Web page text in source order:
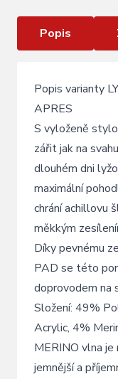
Popis
Popis varianty
APRES
S vyloženě
zářit jak na
dlouhém dni
maximální
chrání achillovu
měkkým
Díky pevnému
PAD se této
doprovodem na
Složení: 49%
Acrylic, 4%
MERINO vlna je
jemnější a